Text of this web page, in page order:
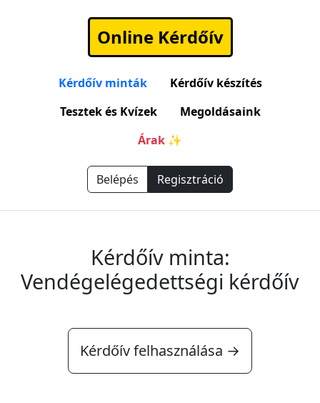
Online Kérdőív
Kérdőív minták
Kérdőív készítés
Tesztek és Kvízek
Megoldásaink
Árak ✨
Belépés Regisztráció
Kérdőív minta:
Vendégelégedettségi kérdőív
Kérdőív felhasználása →